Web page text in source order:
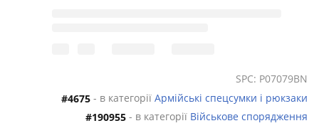
SPC: P07079BN
#4675 - в категорії Армійські спецсумки і рюкзаки
#190955 - в категорії Військове спорядження